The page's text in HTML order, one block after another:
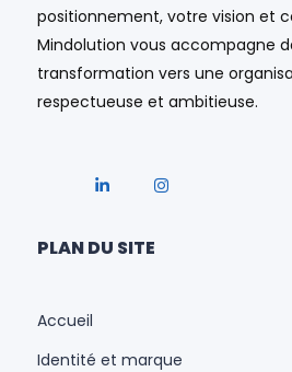
positionnement, votre vision et
Mindolution vous accompagne
transformation vers une
respectueuse et ambitieuse.
PLAN DU SITE
Accueil
Identité et marque